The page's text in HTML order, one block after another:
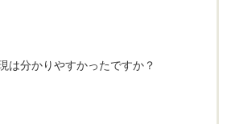
は分かりやすかったですか？